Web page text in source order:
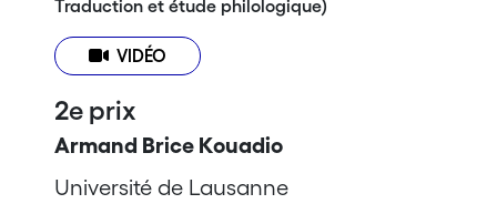
Traduction et étude philologique)
VIDÉO
2e prix
Armand Brice Kouadio
Université de Lausanne